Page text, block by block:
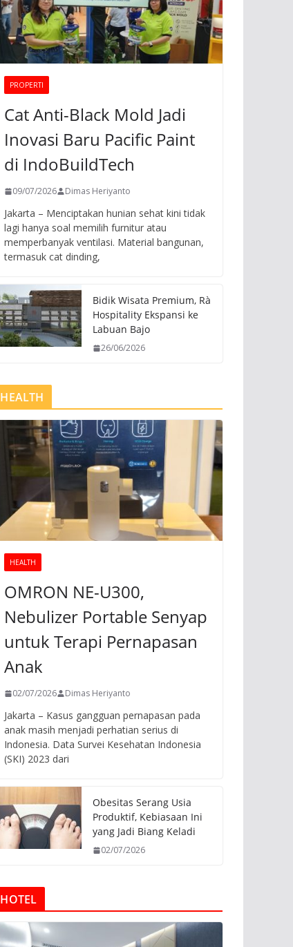
PROPERTI
Cat Anti-Black Mold Jadi
Inovasi Baru Pacific Paint
di IndoBuildTech
09/07/2026 Dimas Heriyanto
Jakarta – Menciptakan hunian sehat kini tidak
lagi hanya soal memilih furnitur atau
memperbanyak ventilasi. Material bangunan,
termasuk cat dinding,
Bidik Wisata Premium, Rà
Hospitality Ekspansi ke
Labuan Bajo
26/06/2026
HEALTH
HEALTH
OMRON NE-U300,
Nebulizer Portable Senyap
untuk Terapi Pernapasan
Anak
02/07/2026 Dimas Heriyanto
Jakarta – Kasus gangguan pernapasan pada
anak masih menjadi perhatian serius di
Indonesia. Data Survei Kesehatan Indonesia
(SKI) 2023 dari
Obesitas Serang Usia
Produktif, Kebiasaan Ini
yang Jadi Biang Keladi
02/07/2026
HOTEL